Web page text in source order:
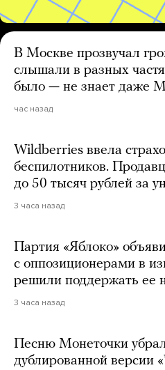
В Москве прозвучал
слышали в разных
было — не знает даже
час назад
Wildberries ввела
беспилотников.
до 50 тысяч рублей за
3 часа назад
Партия «Яблоко»
с оппозиционерами в
решили поддержать ее
3 часа назад
Песню Монеточки
дублированной версии